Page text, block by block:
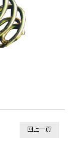
回上一頁